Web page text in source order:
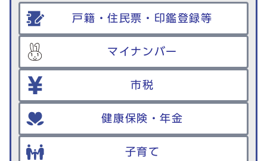
戸籍・住民票・印鑑登録等
マイナンバー
市税
健康保険・年金
子育て